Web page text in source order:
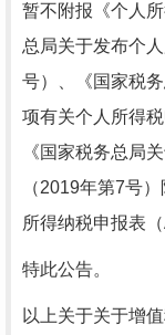
暂不附报《个人
总局关于发布个
号）、《国家税
项有关个人所得
《国家税务总局
（2019年第7号
所得纳税申报表
特此公告。
以上关于关于增